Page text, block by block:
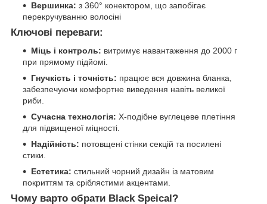
Вершинка: з 360° конектором, що запобігає
перекручуванню волосіні
Ключові переваги:
Міць і контроль: витримує навантаження до 2000 г
при прямому підйомі.
Гнучкість і точність: працює вся довжина бланка,
забезпечуючи комфортне виведення навіть великої
риби.
Сучасна технологія: X-подібне вуглецеве плетіння
для підвищеної міцності.
Надійність: потовщені стінки секцій та посилені
стики.
Естетика: стильний чорний дизайн із матовим
покриттям та сріблястими акцентами.
Чому варто обрати Black Speical?